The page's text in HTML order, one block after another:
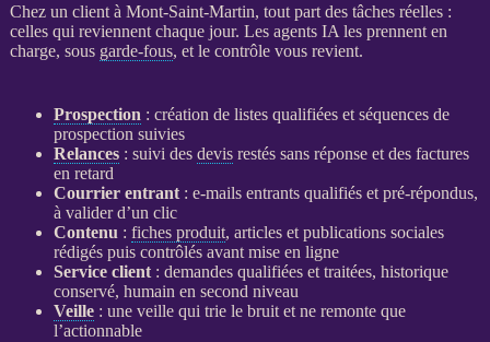
Chez un client à Mont-Saint-Martin, tout part des tâches réelles :
celles qui reviennent chaque jour. Les agents IA les prennent en
charge, sous garde-fous, et le contrôle vous revient.
Prospection : création de listes qualifiées et séquences de
prospection suivies
Relances: suivi des devisrestés sans réponse et des factures
en retard
Courrier entrant: e-mails entrants qualifiés et pré-répondus,
à valider d’un clic
Contenu : fiches produit, articles et publications sociales
rédigés puis contrôlés avant mise en ligne
Service client: demandes qualifiées et traitées, historique
conservé, humain en second niveau
Veille: une veillequi trie le bruit et ne remonte que
l’actionnable